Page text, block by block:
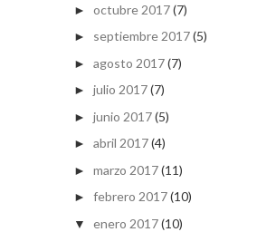
► octubre 2017(7)
► septiembre 2017(5)
► agosto 2017(7)
► julio 2017(7)
► junio 2017(5)
► abril 2017(4)
► marzo 2017(11)
► febrero 2017(10)
▼ enero 2017(10)